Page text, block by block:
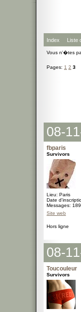
Index Liste
Vous n'�tes
Pages: 1 2 3
08-
fbparis
Survivors
Lieu: Paris
Date
Messages:
Site web
Hors ligne
08-
Toucouleur
Survivors